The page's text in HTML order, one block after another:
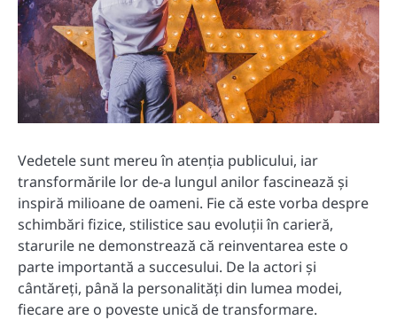
Vedetele sunt mereu în atenția publicului, iar
transformările lor de-a lungul anilor fascinează și
inspiră milioane de oameni. Fie că este vorba despre
schimbări fizice, stilistice sau evoluții în carieră,
starurile ne demonstrează că reinventarea este o
parte importantă a succesului. De la actori și
cântăreți, până la personalități din lumea modei,
fiecare are o poveste unică de transformare.